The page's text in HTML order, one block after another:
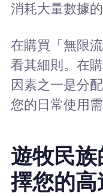
消耗大量數據
在購買「無限
看其細則。在
因素之一是分
您的日常使用需
遊牧民
擇您的